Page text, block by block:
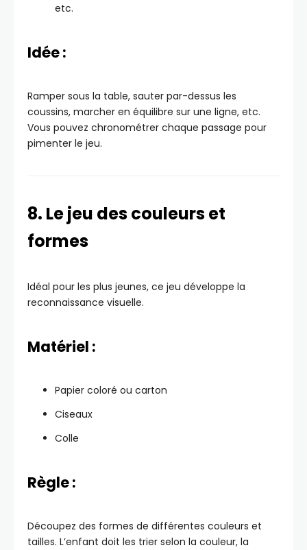
etc.
Idée :
Ramper sous la table, sauter par-dessus les
coussins, marcher en équilibre sur une ligne, etc.
Vous pouvez chronométrer chaque passage pour
pimenter le jeu.
8. Le jeu des couleurs et
formes
Idéal pour les plus jeunes, ce jeu développe la
reconnaissance visuelle.
Matériel :
Papier coloré ou carton
Ciseaux
Colle
Règle :
Découpez des formes de différentes couleurs et
tailles. L’enfant doit les trier selon la couleur, la